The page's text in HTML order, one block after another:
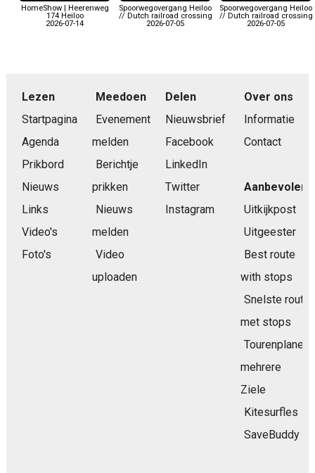
HomeShow | Heerenweg
174 Heiloo
2026-07-14
Spoorwegovergang Heiloo
// Dutch railroad crossing
2026-07-05
Spoorwegovergang Heiloo
// Dutch railroad crossing
2026-07-05
Lezen
Startpagina
Agenda
Prikbord
Nieuws
Links
Video's
Foto's
Meedoen
Evenement
melden
Berichtje
prikken
Nieuws
melden
Video
uploaden
Delen
Nieuwsbrief
Facebook
LinkedIn
Twitter
Instagram
Over ons
Informatie
Contact
Aanbevolen
Uitkijkpost
Uitgeester
Best route
with stops
Snelste route
met stops
Tourenplaner
mehrere
Ziele
Kitesurfles
SaveBuddy